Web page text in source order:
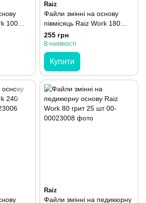
100
Raiz
Файли змінні на основу
півмісяць Raiz Work 180
грит 50 шт
255 грн
В наявності
Купити
Raiz
Файли змінні на педикюрну